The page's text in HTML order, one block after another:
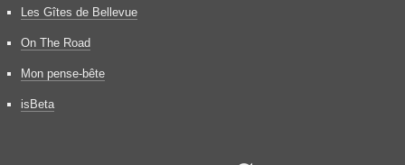
Les Gîtes de Bellevue
On The Road
Mon pense-bête
isBeta